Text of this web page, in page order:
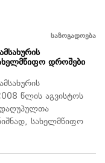
საზოგადოება
დროშები
წლის აგვისტოს
სახელმწიფო